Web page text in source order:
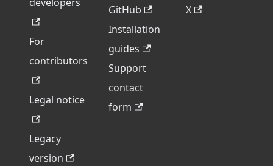
developers
For
contributors
Legal notice
Legacy
version
GitHub
Installation
guides
Support
contact
form
X